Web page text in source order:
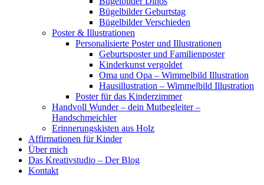
Bügelbilder Geburtstag
Bügelbilder Verschieden
Poster & Illustrationen
Personalisierte Poster und Illustrationen
Geburtsposter und Familienposter
Kinderkunst vergoldet
Oma und Opa – Wimmelbild Illustration
Hausillustration – Wimmelbild Illustration
Poster für das Kinderzimmer
Handvoll Wunder – dein Mutbegleiter –
Handschmeichler
Erinnerungskisten aus Holz
Affirmationen für Kinder
Über mich
Das Kreativstudio – Der Blog
Kontakt